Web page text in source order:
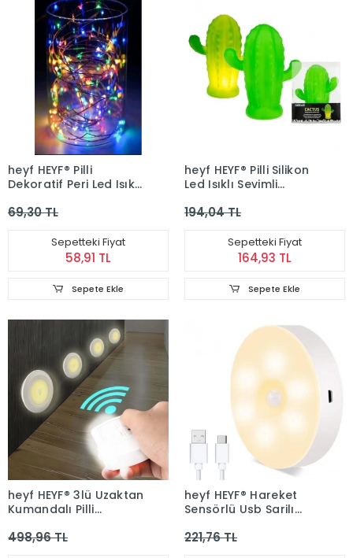
heyf HEYF® Pilli
Dekoratif Peri Led Işık
Aydınlatma
69,30 TL
Sepetteki Fiyat
58,91 TL
Sepete Ekle
heyf HEYF® Pilli Silikon
Led Işıklı Sevimli
Aydınlatması
194,04 TL
Sepetteki Fiyat
164,93 TL
Sepete Ekle
heyf HEYF® 3lü Uzaktan
Kumandalı Pilli
Led Spot Lambalar
498,96 TL
heyf HEYF® Hareket
Sensörlü Usb Şarjlı
ve Yapışkanlı Gün Işığı
221,76 TL